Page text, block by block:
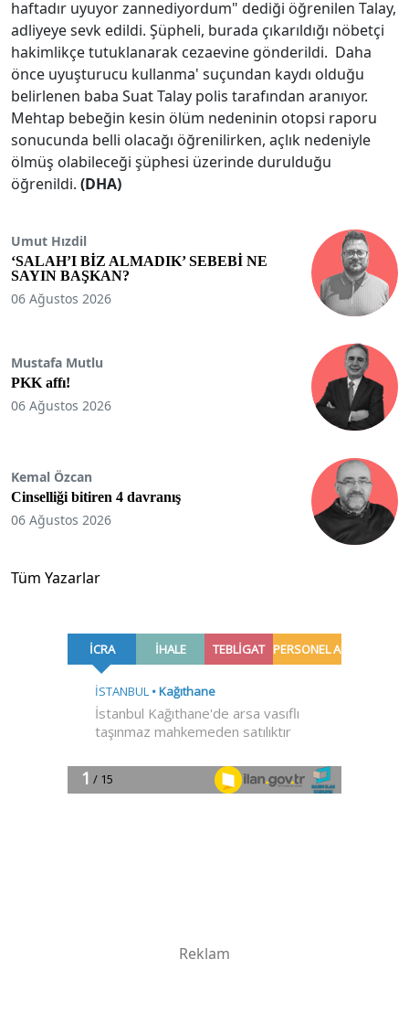
haftadır uyuyor zannediyordum" dediği öğrenilen Talay,
adliyeye sevk edildi. Şüpheli, burada çıkarıldığı nöbetçi
hakimlikçe tutuklanarak cezaevine gönderildi. Daha
önce uyuşturucu kullanma' suçundan kaydı olduğu
belirlenen baba Suat Talay polis tarafından aranıyor.
Mehtap bebeğin kesin ölüm nedeninin otopsi raporu
sonucunda belli olacağı öğrenilirken, açlık nedeniyle
ölmüş olabileceği şüphesi üzerinde durulduğu
öğrenildi. (DHA)
Umut Hızdil
‘SALAH’I BİZ ALMADIK’ SEBEBİ NE
SAYIN BAŞKAN?
06 Ağustos 2026
Mustafa Mutlu
PKK affı!
06 Ağustos 2026
Kemal Özcan
Cinselliği bitiren 4 davranış
06 Ağustos 2026
Tüm Yazarlar